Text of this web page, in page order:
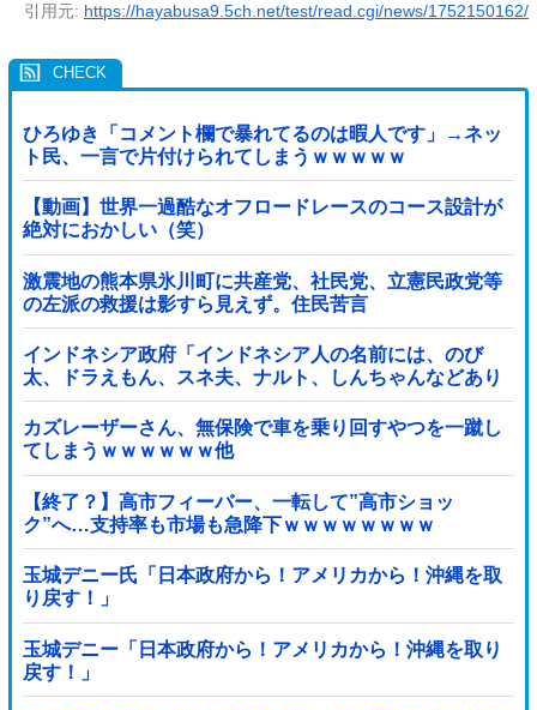
引用元: https://hayabusa9.5ch.net/test/read.cgi/news/1752150162/
ひろゆき「コメント欄で暴れてるのは暇人です」→ネッ
ト民、一言で片付けられてしまうｗｗｗｗｗ
【動画】世界一過酷なオフロードレースのコース設計が
絶対におかしい（笑）
激震地の熊本県氷川町に共産党、社民党、立憲民政党等
の左派の救援は影すら見えず。住民苦言
インドネシア政府「インドネシア人の名前には、のび
太、ドラえもん、スネ夫、ナルト、しんちゃんなどあり
ます」
カズレーザーさん、無保険で車を乗り回すやつを一蹴し
てしまうｗｗｗｗｗｗ他
【終了？】高市フィーバー、一転して”高市ショッ
ク”へ…支持率も市場も急降下ｗｗｗｗｗｗｗｗ
玉城デニー氏「日本政府から！アメリカから！沖縄を取
り戻す！」
玉城デニー「日本政府から！アメリカから！沖縄を取り
戻す！」